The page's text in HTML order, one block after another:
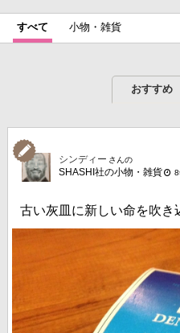
すべて 小物・雑貨
おすすめ
シンディー さんの
SHASHI社の小物・雑貨 8
古い灰皿に新しい命を吹き